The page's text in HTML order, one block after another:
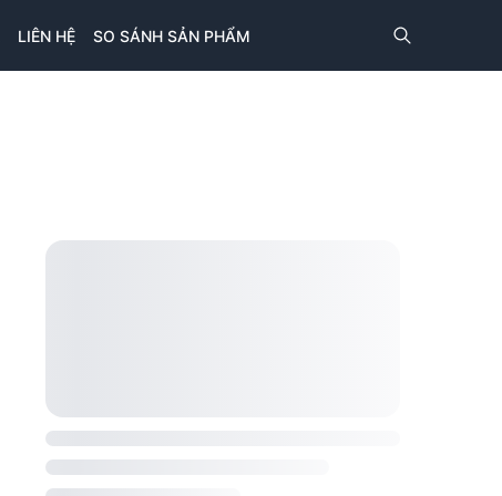
LIÊN HỆ SO SÁNH SẢN PHẨM